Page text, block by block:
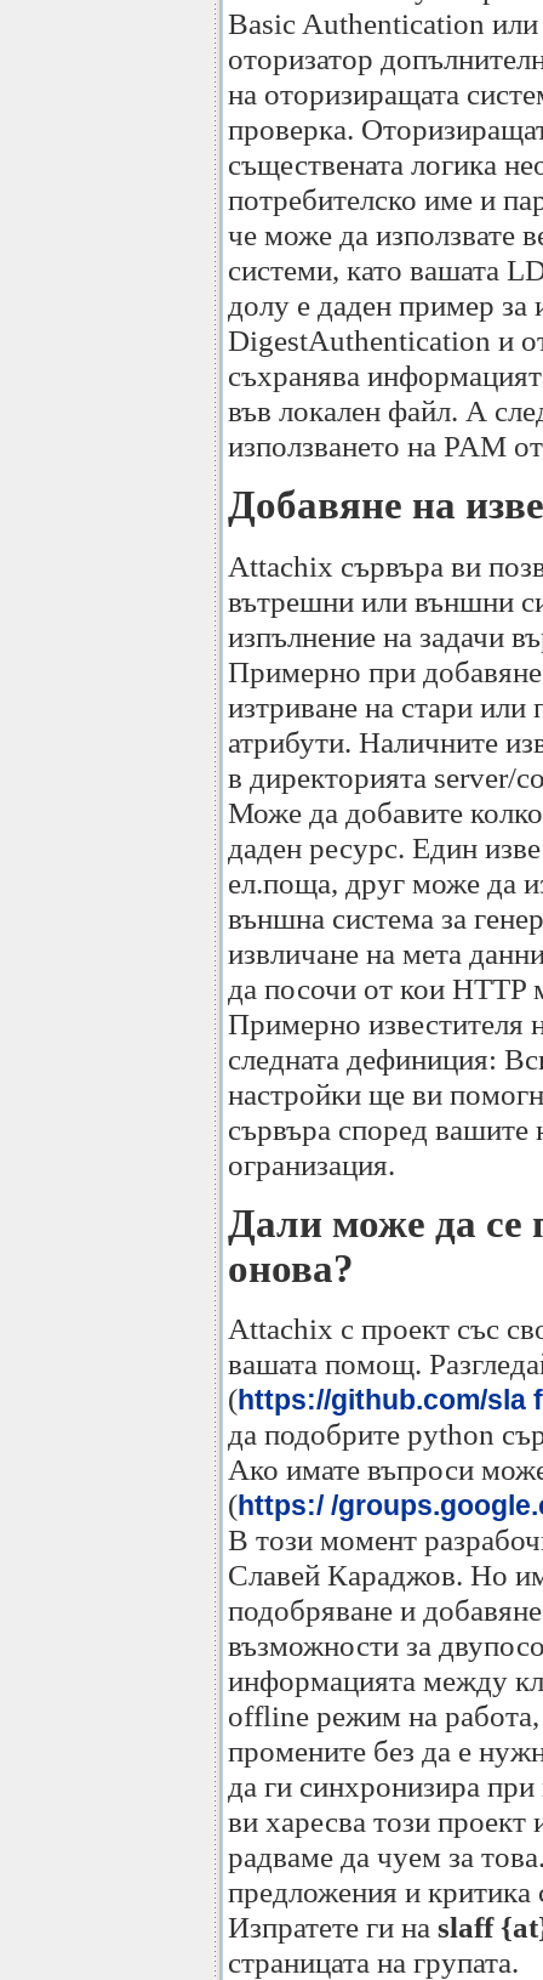
Basic Authentication
оторизатор
на оторизиращата
проверка.
съществената логика
потребителско име и
че може да използвате
системи, като вашата
долу е даден пример за
DigestAuthentication и
съхранява
във локален файл. А
използването на PAM
Добавяне на
Attachix сървъра ви
вътрешни или външни
изпълнение на задачи
Примерно при
изтриване на стари
атрибути. Наличните
в директорията server/
Може да добавите
даден ресурс. Един
ел.поща, друг може да
външна система за
извличане на мета
да посочи от кои HTTP
Примерно известителя
следната дефиниция:
настройки ще ви
сървъра според
огранизация.
Дали може да се
онова?
Attachix с проект със
вашата помощ.
(https://github.com/sla
да подобрите python
Ако имате въпроси
(https:/ /
В този момент
Славей Караджов. Но
подобряване и
възможности за
информацията между
offline режим на работа,
промените без да е
да ги синхронизира
ви харесва този проект
радваме да чуем за
предложения и критика
Изпратете ги на slaff
страницата на групата.